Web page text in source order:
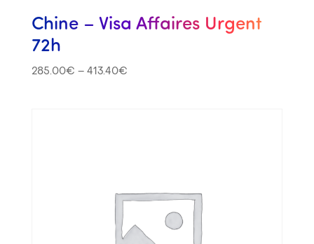
Chine – Visa Affaires Urgent
72h
285.00€ – 413.40€